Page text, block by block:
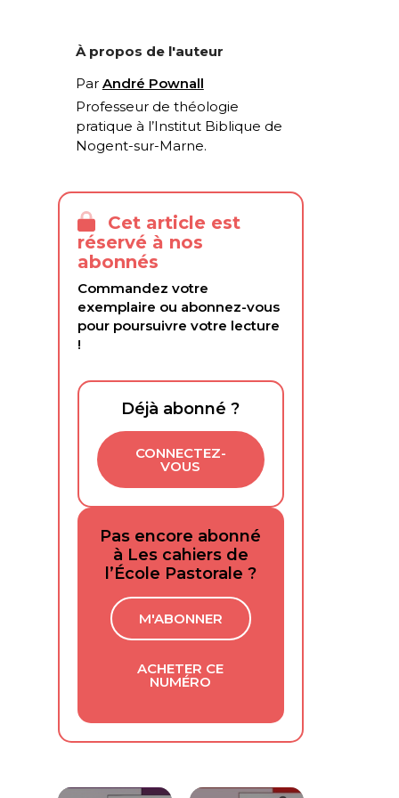
À propos de l'auteur
Par André Pownall
Professeur de théologie
pratique à l’Institut Biblique de
Nogent-sur-Marne.
Cet article est
réservé à nos
abonnés
Commandez votre
exemplaire ou abonnez-vous
pour poursuivre votre lecture
!
Déjà abonné ?
CONNECTEZ-
VOUS
Pas encore abonné
à Les cahiers de
l’École Pastorale ?
M'ABONNER
ACHETER CE
NUMÉRO